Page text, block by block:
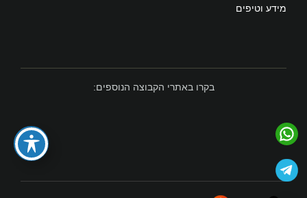
מידע וטיפים
בקרו באתרי הקבוצה הנוספים: